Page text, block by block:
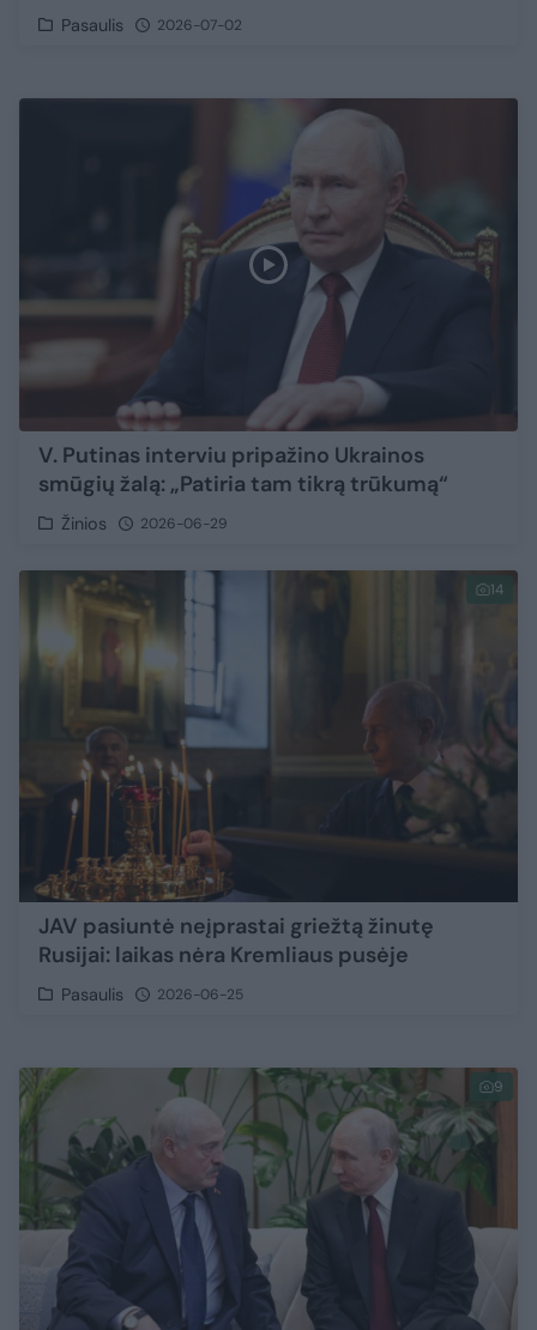
Pasaulis 2026-07-02
V. Putinas interviu pripažino Ukrainos
smūgių žalą: „Patiria tam tikrą trūkumą“
Žinios 2026-06-29
14
JAV pasiuntė neįprastai griežtą žinutę
Rusijai: laikas nėra Kremliaus pusėje
Pasaulis 2026-06-25
9